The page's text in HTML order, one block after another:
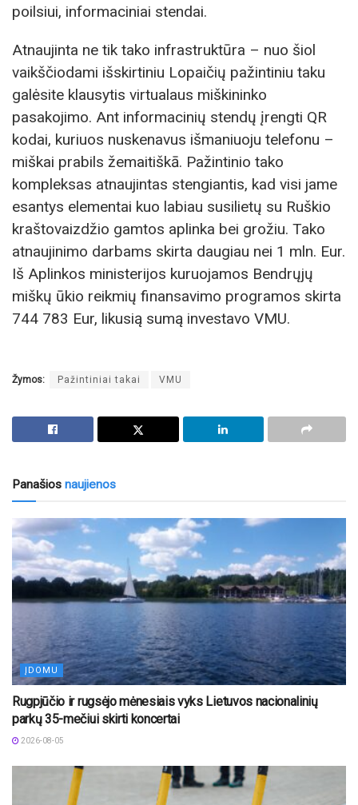
poilsiui, informaciniai stendai.
Atnaujinta ne tik tako infrastruktūra – nuo šiol
vaikščiodami išskirtiniu Lopaičių pažintiniu taku
galėsite klausytis virtualaus miškininko
pasakojimo. Ant informacinių stendų įrengti QR
kodai, kuriuos nuskenavus išmaniuoju telefonu –
miškai prabils žemaitiškā. Pažintinio tako
kompleksas atnaujintas stengiantis, kad visi jame
esantys elementai kuo labiau susilietų su Ruškio
kraštovaizdžio gamtos aplinka bei grožiu. Tako
atnaujinimo darbams skirta daugiau nei 1 mln. Eur.
Iš Aplinkos ministerijos kuruojamos Bendrųjų
miškų ūkio reikmių finansavimo programos skirta
744 783 Eur, likusią sumą investavo VMU.
Žymos: Pažintiniai takai VMU
Panašios naujienos
ĮDOMU
Rugpjūčio ir rugsėjo mėnesiais vyks Lietuvos nacionalinių
parkų 35-mečiui skirti koncertai
2026-08-05